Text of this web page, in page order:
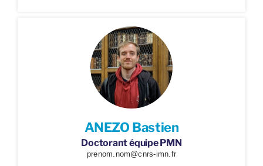
ANEZO Bastien
Doctorant équipe PMN
prenom.nom@cnrs-imn.fr